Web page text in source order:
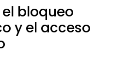
bloqueo
y el acceso